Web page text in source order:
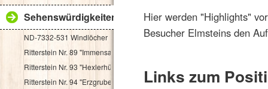
Sehenswürdigkeiten
ND-7332-531 Windlöcher
Ritterstein Nr. 89 "Immensack"
Ritterstein Nr. 93 "Hexlerhütte"
Ritterstein Nr. 94 "Erzgruben"
Hier werden "Highlights"
Besucher Elmsteins den
Links zum